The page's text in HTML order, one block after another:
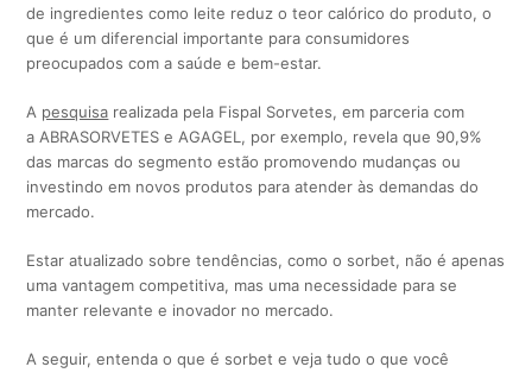
de ingredientes como leite reduz o teor calórico do produto, o
que é um diferencial importante para consumidores
preocupados com a saúde e bem-estar.
A pesquisa realizada pela Fispal Sorvetes, em parceria com
a ABRASORVETES e AGAGEL, por exemplo, revela que 90,9%
das marcas do segmento estão promovendo mudanças ou
investindo em novos produtos para atender às demandas do
mercado.
Estar atualizado sobre tendências, como o sorbet, não é apenas
uma vantagem competitiva, mas uma necessidade para se
manter relevante e inovador no mercado.
A seguir, entenda o que é sorbet e veja tudo o que você